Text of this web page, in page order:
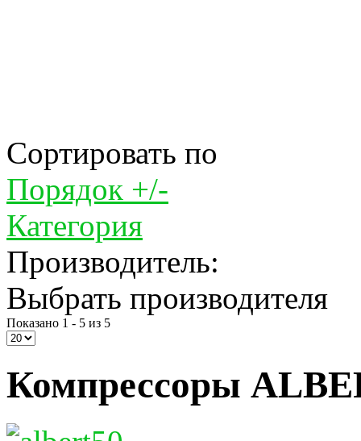
Сортировать по
Порядок +/-
Категория
Производитель:
Выбрать производителя
Показано 1 - 5 из 5
Компрессоры